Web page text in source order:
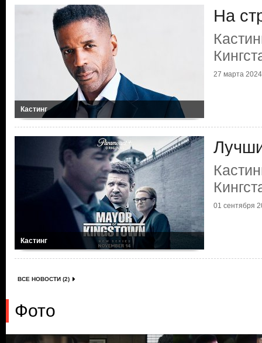
Кастинг
На
27 марта 2024
Кастинг
01 сентября
ВСЕ НОВОСТИ (2)
Фото